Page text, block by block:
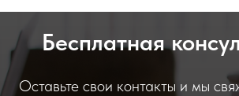
Бесплатная
Оставьте свои контакты и мы